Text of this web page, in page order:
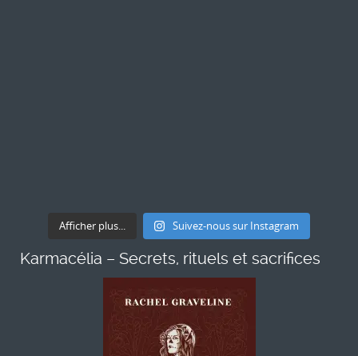
Afficher plus... Suivez-nous sur Instagram
Karmacélia – Secrets, rituels et sacrifices